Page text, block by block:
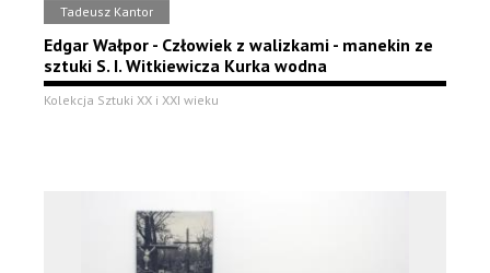
Tadeusz Kantor
Edgar Wałpor - Człowiek z walizkami - manekin ze
sztuki S. I. Witkiewicza Kurka wodna
Kolekcja Sztuki XX i XXI wieku